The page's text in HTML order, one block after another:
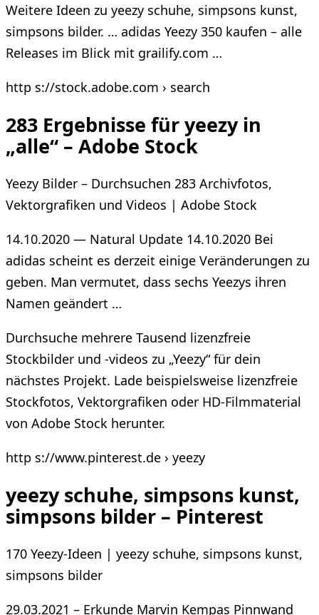
Weitere Ideen zu yeezy schuhe, simpsons kunst,
simpsons bilder. … adidas Yeezy 350 kaufen – alle
Releases im Blick mit grailify.com …
http s://stock.adobe.com › search
283 Ergebnisse für yeezy in
„alle“ – Adobe Stock
Yeezy Bilder – Durchsuchen 283 Archivfotos,
Vektorgrafiken und Videos | Adobe Stock
14.10.2020 — Natural Update 14.10.2020 Bei
adidas scheint es derzeit einige Veränderungen zu
geben. Man vermutet, dass sechs Yeezys ihren
Namen geändert …
Durchsuche mehrere Tausend lizenzfreie
Stockbilder und -videos zu „Yeezy“ für dein
nächstes Projekt. Lade beispielsweise lizenzfreie
Stockfotos, Vektorgrafiken oder HD-Filmmaterial
von Adobe Stock herunter.
http s://www.pinterest.de › yeezy
yeezy schuhe, simpsons kunst,
simpsons bilder – Pinterest
170 Yeezy-Ideen | yeezy schuhe, simpsons kunst,
simpsons bilder
29.03.2021 – Erkunde Marvin Kempas Pinnwand